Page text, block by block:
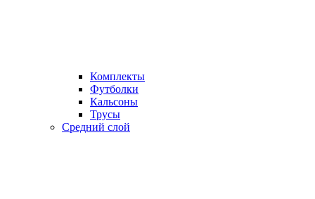
Комплекты
Футболки
Кальсоны
Трусы
Средний слой